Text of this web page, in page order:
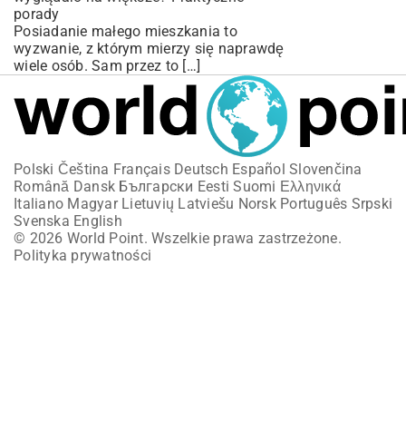
porady
Posiadanie małego mieszkania to
wyzwanie, z którym mierzy się naprawdę
wiele osób. Sam przez to […]
Polski Čeština Français Deutsch Español Slovenčina
Română Dansk Български Eesti Suomi Ελληνικά
Italiano Magyar Lietuvių Latviešu Norsk Português Srpski
Svenska English
© 2026 World Point. Wszelkie prawa zastrzeżone.
Polityka prywatności